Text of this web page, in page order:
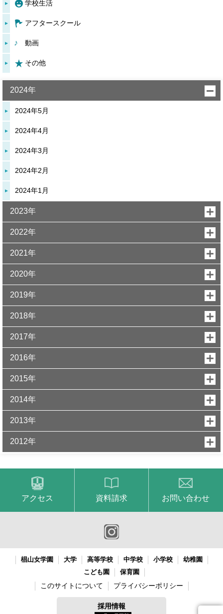
学校生活
アフタースクール
動画
その他
2024年
2024年5月
2024年4月
2024年3月
2024年2月
2024年1月
2023年
2022年
2021年
2020年
2019年
2018年
2017年
2016年
2015年
2014年
2013年
2012年
アクセス 資料請求 お問い合わせ
椙山女学園 大学 高等学校 中学校 小学校
幼稚園
こども園
保育園
このサイトについて プライバシーポリシー
採用情報